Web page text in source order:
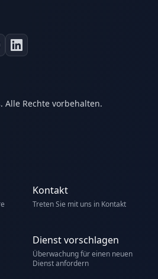
Alle Rechte vorbehalten.
Kontakt
Treten Sie mit uns in Kontakt
Dienst vorschlagen
Überwachung für einen neuen
Dienst anfordern